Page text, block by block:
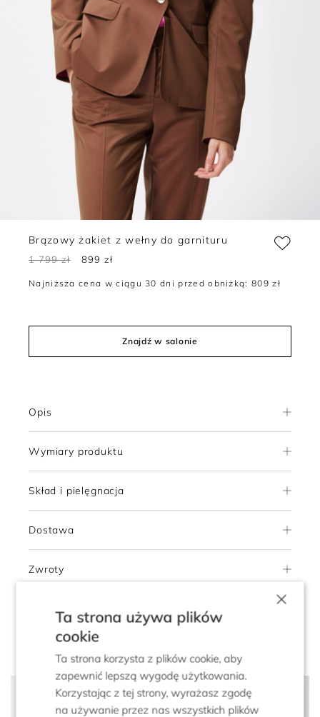
Brązowy żakiet z wełny do garnituru
1 799 zł 899 zł
Najniższa cena w ciągu 30 dni przed obniżką:809 zł
Znajdź w salonie
Opis
Wymiary produktu
Skład i pielęgnacja
Dostawa
Zwroty
4.6
×
Ta strona używa plików
cookie
Ta strona korzysta z plików cookie, aby
zapewnić lepszą wygodę użytkowania.
Korzystając z tej strony, wyrażasz zgodę
na używanie przez nas wszystkich plików